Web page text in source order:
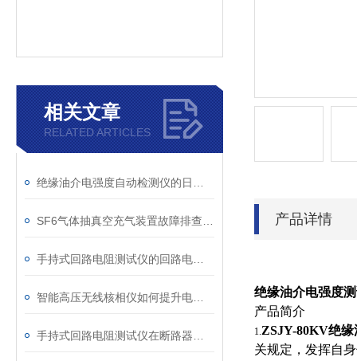
相关文章
RELATED ARTICLES
产品详情
绝缘油介电强度
产品简介
1.ZSJY-80KV绝
关规定，发挥自